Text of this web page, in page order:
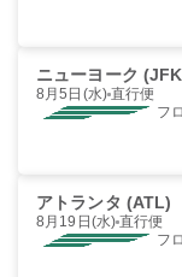
ニューヨーク
8月5日(水) 直行便
フ
アトランタ (ATL)
8月19日(水) 直行便
フ